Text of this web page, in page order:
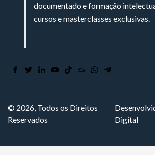
documentado e formação
cursos e masterclasses exclusivas.
© 2026, Todos os Direitos
Reservados
Digital